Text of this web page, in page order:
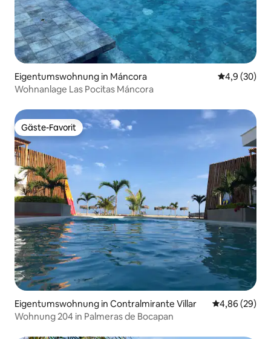
Eigentumswohnung in Máncora
4,9 (30)
Wohnanlage Las Pocitas Máncora
Gäste-Favorit
Gäste-Favorit
Eigentumswohnung in Contralmirante Villar
4,86 (29)
Wohnung 204 in Palmeras de Bocapan